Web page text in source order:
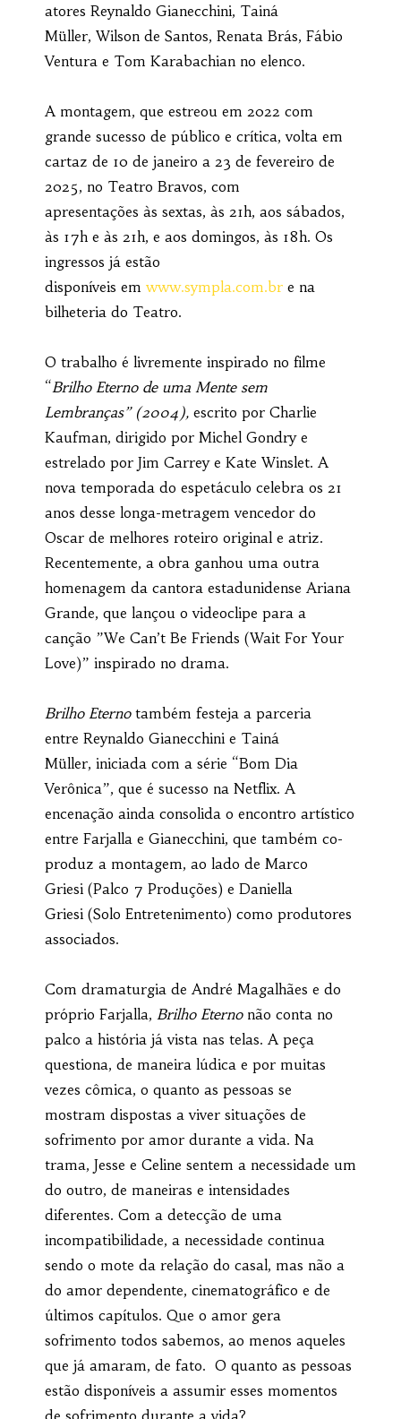
atores Reynaldo Gianecchini, Tainá
Müller, Wilson de Santos, Renata Brás, Fábio
Ventura e Tom Karabachian no elenco.
A montagem, que estreou em 2022 com
grande sucesso de público e crítica, volta em
cartaz de 10 de janeiro a 23 de fevereiro de
2025, no Teatro Bravos, com
apresentações às sextas, às 21h, aos sábados,
às 17h e às 21h, e aos domingos, às 18h. Os
ingressos já estão
disponíveis em www.sympla.com.br e na
bilheteria do Teatro.
O trabalho é livremente inspirado no filme
“Brilho Eterno de uma Mente sem
Lembranças” (2004), escrito por Charlie
Kaufman, dirigido por Michel Gondry e
estrelado por Jim Carrey e Kate Winslet. A
nova temporada do espetáculo celebra os 21
anos desse longa-metragem vencedor do
Oscar de melhores roteiro original e atriz.
Recentemente, a obra ganhou uma outra
homenagem da cantora estadunidense Ariana
Grande, que lançou o videoclipe para a
canção ”We Can’t Be Friends (Wait For Your
Love)” inspirado no drama.
Brilho Eternotambém festeja a parceria
entre Reynaldo Gianecchini e Tainá
Müller, iniciada com a série “Bom Dia
Verônica”, que é sucesso na Netflix. A
encenação ainda consolida o encontro artístico
entre Farjalla e Gianecchini, que também co-
produz a montagem, ao lado de Marco
Griesi (Palco 7 Produções) e Daniella
Griesi (Solo Entretenimento) como produtores
associados.
Com dramaturgia de André Magalhães e do
próprio Farjalla, Brilho Eternonão conta no
palco a história já vista nas telas. A peça
questiona, de maneira lúdica e por muitas
vezes cômica, o quanto as pessoas se
mostram dispostas a viver situações de
sofrimento por amor durante a vida. Na
trama, Jesse e Celine sentem a necessidade um
do outro, de maneiras e intensidades
diferentes. Com a detecção de uma
incompatibilidade, a necessidade continua
sendo o mote da relação do casal, mas não a
do amor dependente, cinematográfico e de
últimos capítulos. Que o amor gera
sofrimento todos sabemos, ao menos aqueles
que já amaram, de fato. O quanto as pessoas
estão disponíveis a assumir esses momentos
de sofrimento durante a vida?